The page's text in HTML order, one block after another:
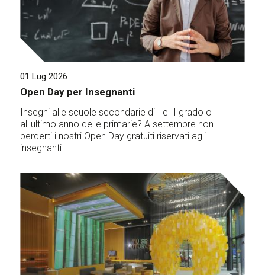
01 Lug 2026
Open Day per Insegnanti
Insegni alle scuole secondarie di I e II grado o
all'ultimo anno delle primarie? A settembre non
perderti i nostri Open Day gratuiti riservati agli
insegnanti.